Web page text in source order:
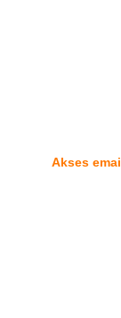
Akses